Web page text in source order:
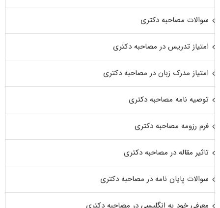
سوالات مصاحبه دکتری
امتیاز تدریس در مصاحبه دکتری
امتیاز مدرک زبان در مصاحبه دکتری
توصیه نامه مصاحبه دکتری
فرم رزومه مصاحبه دکتری
تاثیر مقاله در مصاحبه دکتری
سوالات پایان نامه در مصاحبه دکتری
معرفی خود به انگلیسی در مصاحبه دکتری